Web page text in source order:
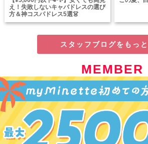
え！失敗しないキャバドレスの選び
方＆神コスパドレス5選👗
スタッフブログをもっ
MEMBER